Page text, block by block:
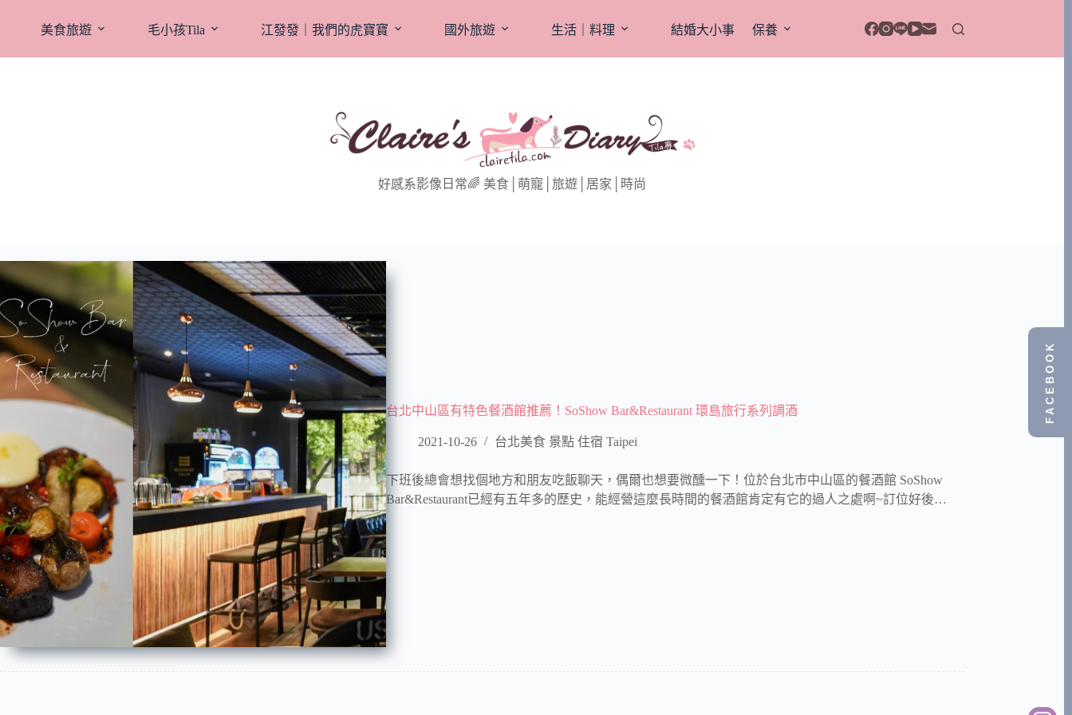
美食旅遊 毛小孩Tila 江發發｜我們的虎寶寶 國外旅遊 生活｜料理 結婚大小事 保養
好感系影像日常🌈 美食│萌寵│旅遊│居家│時尚
台北中山區有特色餐酒館推薦！SoShow Bar&Restaurant 環島旅行系列調酒
2021-10-26 台北美食 景點 住宿 Taipei
下班後總會想找個地方和朋友吃飯聊天，偶爾也想要微醺一下！位於台北市中山區的餐酒館 SoShow
Bar&Restaurant已經有五年多的歷史，能經營這麼長時間的餐酒館肯定有它的過人之處啊~訂位好後…
FACEBOOK